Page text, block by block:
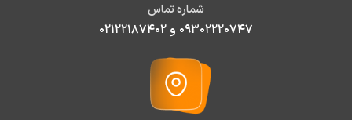
شماره تماس
۰۹۳۰۲۲۲۰۷۴۷ و ۰۲۱۲۲۱۸۷۴۰۲